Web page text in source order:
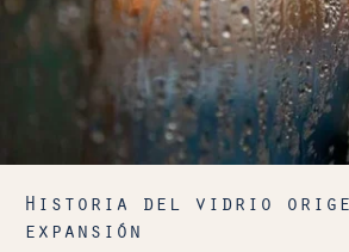
Historia del vidrio
expansión